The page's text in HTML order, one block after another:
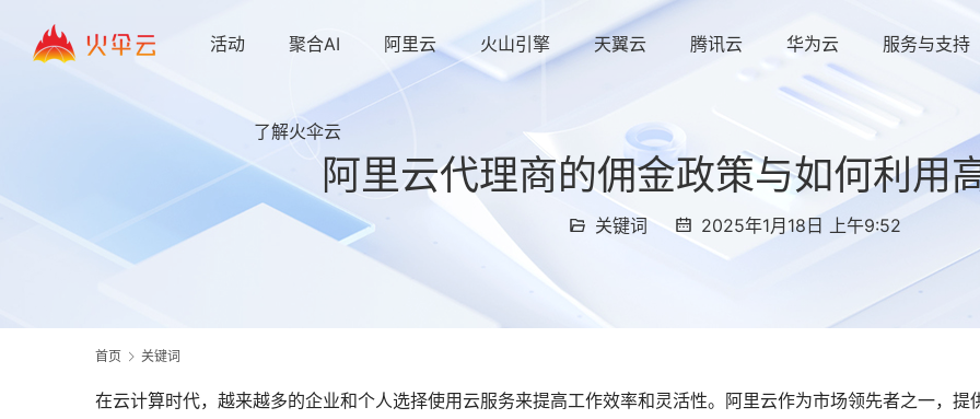
活动 聚合AI 阿里云 火山引擎 天翼云 腾讯云 华为云 服务与支持
了解火伞云
阿里云代理商的佣金政策与如何利用
关键词 2025年1月18日 上午9:52
首页 关键词
在云计算时代，越来越多的企业和个人选择使用云服务来提高工作效率和灵活性。阿里云作为市场领先者之一，提